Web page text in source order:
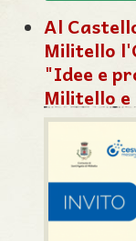
Al
Militello
"Idee e
Militello